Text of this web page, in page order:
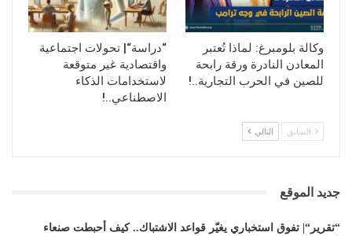
خطوة نحو المستقبل:
مع إطلاق الهوية الرقمية، تفتح أبل الباب أمام حقبة جديدة من
التعاملات الحكومية واللوجستية الرقمية. وبينما لن يكون
استخدامها إجباريا في الوقت الحالي، فإنها توفر خياراً عملياً
وذكياً للمستخدمين الذين يسعون لتجربة سفر سلسة وأسلوب
حياة أكثر مرونة.
أي مدى ستتجاوب الحكومات وبقية الشركات مع هذه النقلة
وكالة بلومبرغ: لماذا تُعتبر
المعادن النادرة ورقة رابحة
للصين في الحرب التجارية..!
“دراسة“| تحولات اجتماعية
واقتصادية غير متوقعة
لاستخدامات الذكاء
الاصطناعي..!
السابق التالي
جديد الموقع
“تقرير“| تفوق استخباري يغيّر قواعد الاشتباك.. كيف أحبطت صنعاء